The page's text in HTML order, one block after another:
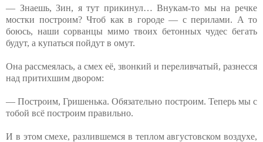
— Знаешь, Зин, я тут прикинул… Внукам-то мы на речке
мостки построим? Чтоб как в городе — с перилами. А то
боюсь, наши сорванцы мимо твоих бетонных чудес бегать
будут, а купаться пойдут в омут.
Она рассмеялась, а смех её, звонкий и переливчатый, разнесся
над притихшим двором:
— Построим, Гришенька. Обязательно построим. Теперь мы с
тобой всё построим правильно.
И в этом смехе, разлившемся в теплом августовском воздухе,